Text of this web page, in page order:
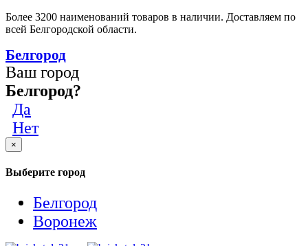
Более 3200 наименований товаров в наличии. Доставляем по
всей Белгородской области.
Белгород
Ваш город
Белгород?
Да
Нет
×
Выберите город
Белгород
Воронеж